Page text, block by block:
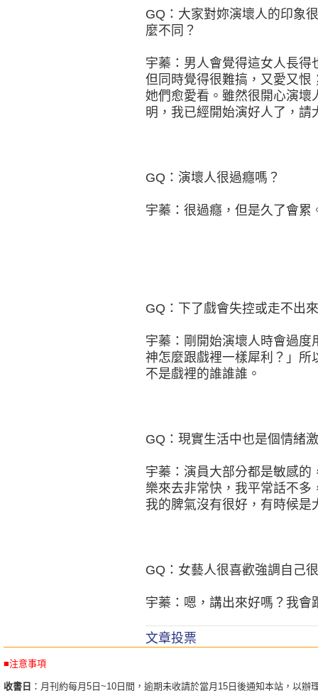
GQ：大家對妳演壞人的印象
麼不同？
宇蓁：男人會覺得這女人長
但同時覺得很難搞，又愛又恨
她們愈愛看。雖然很開心演壞
明，我已經開始演好人了，
GQ：演壞人很過癮嗎？
宇蓁：很過癮，但是久了會累
GQ：下了戲會失控或走不出
宇蓁：剛開始演壞人時會過
神怎麼跟戲裡一樣犀利？」所
不是戲裡的誰誰誰。
GQ：現實生活中也是個情緒
宇蓁：演員大部分都是敏感
樂來去非常快，我平常話不
我的脾氣沒有很好，有時候是
GQ：女藝人很喜歡強調自己
宇蓁：嗯，講出來好嗎？我會
文章投票
■注意事項
收書日 ：月刊約每月5日~10日間，逾期未收請於當月15日後通知本站，以辦